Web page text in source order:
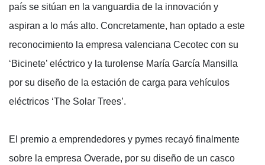
país se sitúan en la vanguardia de la innovación y
aspiran a lo más alto. Concretamente, han optado a este
reconocimiento la empresa valenciana Cecotec con su
‘Bicinete’ eléctrico y la turolense María García Mansilla
por su diseño de la estación de carga para vehículos
eléctricos ‘The Solar Trees’.
El premio a emprendedores y pymes recayó finalmente
sobre la empresa Overade, por su diseño de un casco